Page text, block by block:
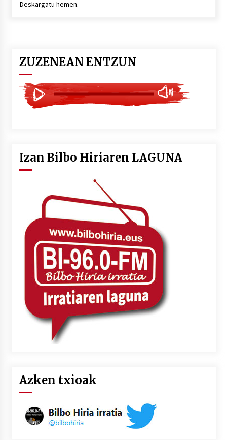
da
2026/07/07
2026/07/03
SOINUGELA: Paul McCartney eta Ringo Starr-en
lan berriak
2026/07/03
MUSIBLA #297: Bide, Boards Of Canada, Somak,
Tiga, Twisted Teens, Underscores, Habia
2026/07/02
Deskargatu hemen.
ZUZENEAN ENTZUN
Izan Bilbo Hiriaren LAGUNA
Azken txioak